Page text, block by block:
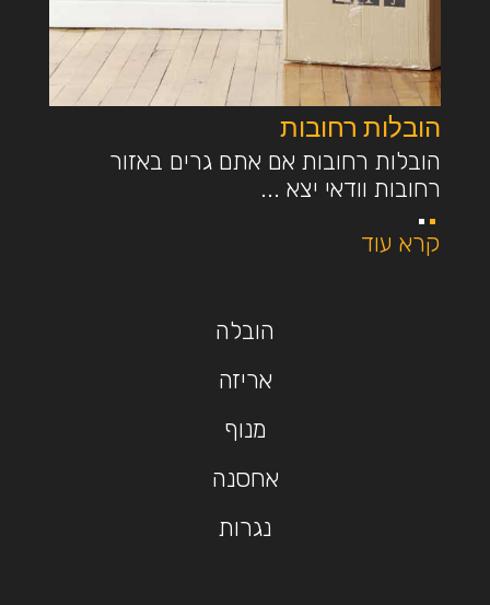
הובלות רחובות
הובלות רחובות אם אתם גרים באזור
רחובות וודאי יצא ...
קרא עוד
הובלה
אריזה
מנוף
אחסנה
נגרות